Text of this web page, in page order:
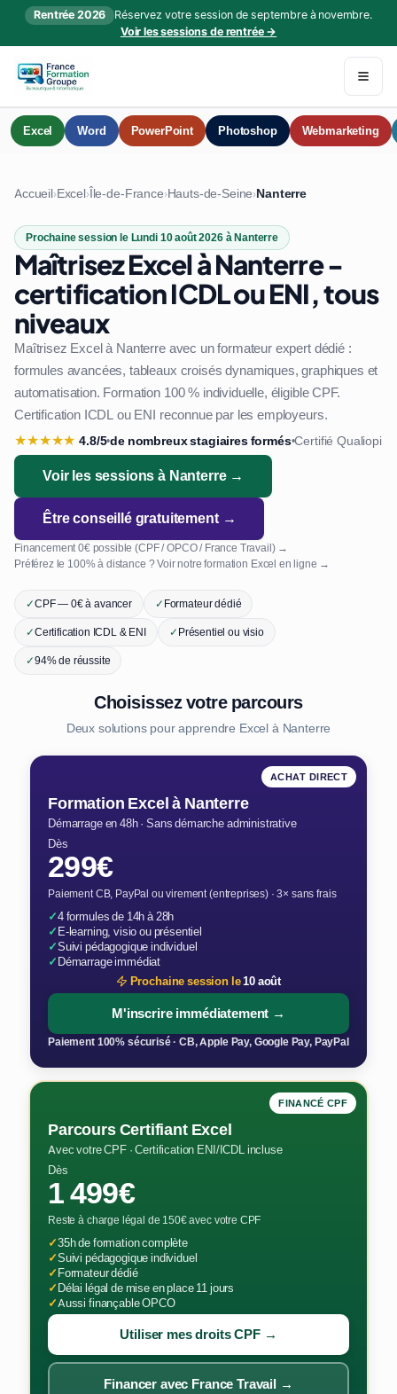
Rentrée 2026
Réservez votre session de septembre à novembre.
Voir les sessions de rentrée →
Excel Word PowerPoint Photoshop Webmarketing
Accueil›Excel›Île-de-France›Hauts-de-Seine›Nanterre
Prochaine session le Lundi 10 août 2026 à Nanterre
Maîtrisez Excel à Nanterre -
certification ICDL ou ENI, tous
niveaux
Maîtrisez Excel à Nanterre avec un formateur expert dédié :
formules avancées, tableaux croisés dynamiques, graphiques et
automatisation. Formation 100 % individuelle, éligible CPF.
Certification ICDL ou ENI reconnue par les employeurs.
★★★★★ 4.8/5•de nombreux stagiaires formés•Certifié Qualiopi
Voir les sessions à Nanterre →
Être conseillé gratuitement →
Financement 0€ possible (CPF / OPCO / France Travail) →
Préférez le 100% à distance ? Voir notre formation Excel en ligne →
✓CPF — 0€ à avancer ✓Formateur dédié
✓Certification ICDL & ENI ✓Présentiel ou visio
✓94% de réussite
Choisissez votre parcours
Deux solutions pour apprendre Excel à Nanterre
ACHAT DIRECT
Formation Excel à Nanterre
Démarrage en 48h · Sans démarche administrative
Dès
299€
Paiement CB, PayPal ou virement (entreprises) · 3× sans frais
✓4 formules de 14h à 28h
✓E-learning, visio ou présentiel
✓Suivi pédagogique individuel
✓Démarrage immédiat
Prochaine session le10 août
M'inscrire immédiatement →
Paiement 100% sécurisé · CB, Apple Pay, Google Pay, PayPal
FINANCÉ CPF
Parcours Certifiant Excel
Avec votre CPF · Certification ENI/ICDL incluse
Dès
1 499€
Reste à charge légal de 150€ avec votre CPF
✓35h de formation complète
✓Suivi pédagogique individuel
✓Formateur dédié
✓Délai légal de mise en place 11 jours
✓Aussi finançable OPCO
Utiliser mes droits CPF →
Financer avec France Travail →